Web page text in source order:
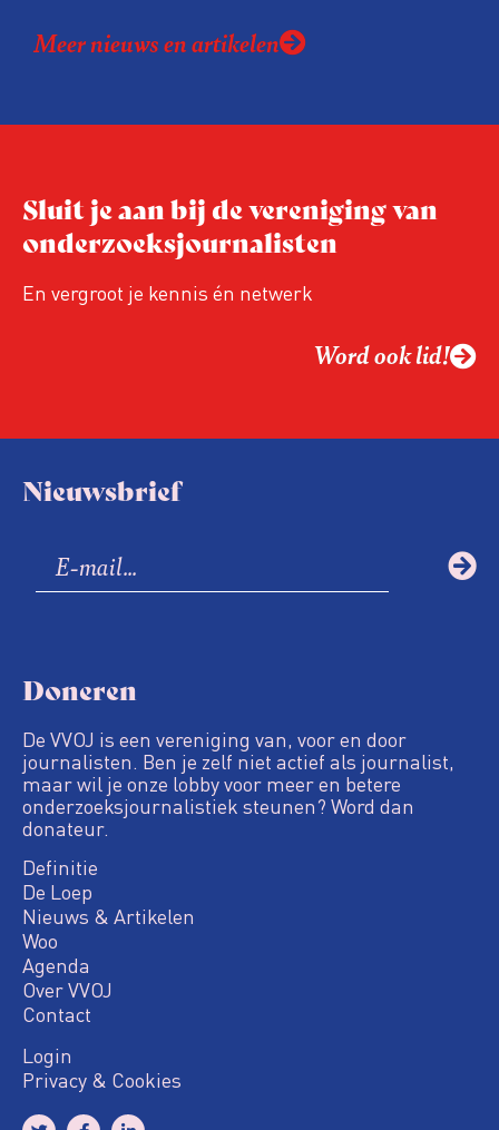
expertise te delen en elkaar te ontmoeten.
was voor het eerst op de conferentie!
Meer nieuws en artikelen
Sluit je aan bij de vereniging van
onderzoeksjournalisten
En vergroot je kennis én netwerk
Word ook lid!
Nieuwsbrief
Doneren
De VVOJ is een vereniging van, voor en door
journalisten. Ben je zelf niet actief als journalist,
maar wil je onze lobby voor meer en betere
onderzoeksjournalistiek steunen? Word dan
donateur.
Definitie
De Loep
Nieuws & Artikelen
Woo
Agenda
Over VVOJ
Contact
Login
Privacy & Cookies